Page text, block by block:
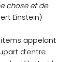
chose et de
Einstein)
appelant
d’entre